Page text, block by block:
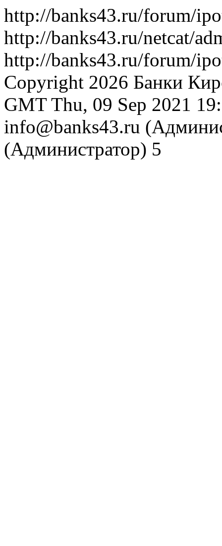
http://banks43.ru/forum/
http://banks43.ru/netcat/
http://banks43.ru/forum/
Copyright 2026 Банки
GMT Thu, 09 Sep 2021
info@banks43.ru
(Администратор) 5